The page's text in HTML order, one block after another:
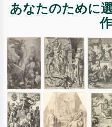
あなたのために